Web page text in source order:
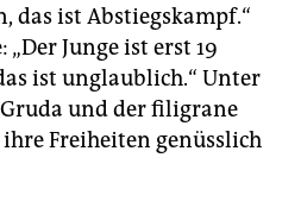
das ist Abstiegskampf.“
Junge ist erst 19
ist unglaublich.“ Unter
und der filigrane
Freiheiten genüsslich